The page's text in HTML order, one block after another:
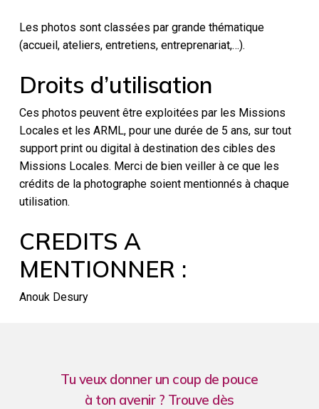
Les photos sont classées par grande thématique
(accueil, ateliers, entretiens, entreprenariat,…).
Droits d’utilisation
Ces photos peuvent être exploitées par les Missions
Locales et les ARML, pour une durée de 5 ans, sur tout
support print ou digital à destination des cibles des
Missions Locales. Merci de bien veiller à ce que les
crédits de la photographe soient mentionnés à chaque
utilisation.
CREDITS A
MENTIONNER :
Anouk Desury
Tu veux donner un coup de pouce
à ton avenir ? Trouve dès